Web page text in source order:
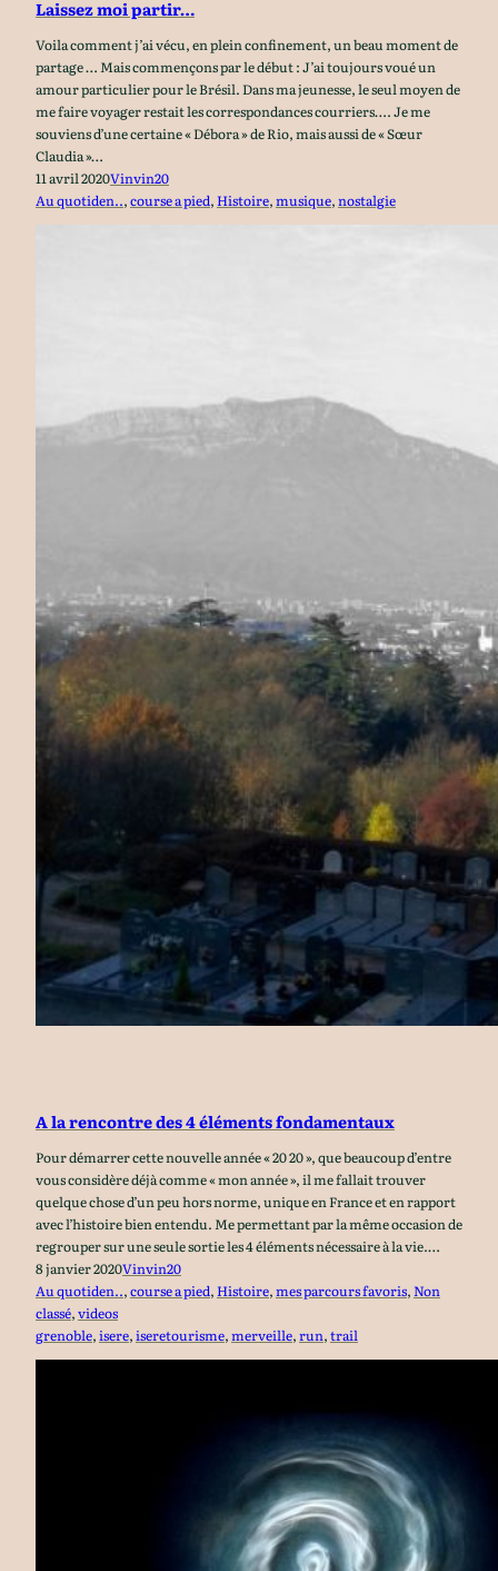
Laissez moi partir…
Voila comment j’ai vécu, en plein confinement, un beau moment de
partage … Mais commençons par le début : J’ai toujours voué un
amour particulier pour le Brésil. Dans ma jeunesse, le seul moyen de
me faire voyager restait les correspondances courriers…. Je me
souviens d’une certaine « Débora » de Rio, mais aussi de « Sœur
Claudia »…
11 avril 2020Vinvin20
Au quotiden.., course a pied, Histoire, musique, nostalgie
A la rencontre des 4 éléments fondamentaux
Pour démarrer cette nouvelle année « 20 20 », que beaucoup d’entre
vous considère déjà comme « mon année », il me fallait trouver
quelque chose d’un peu hors norme, unique en France et en rapport
avec l’histoire bien entendu. Me permettant par la même occasion de
regrouper sur une seule sortie les 4 éléments nécessaire à la vie.…
8 janvier 2020Vinvin20
Au quotiden.., course a pied, Histoire, mes parcours favoris, Non
classé, videos
grenoble, isere, iseretourisme, merveille, run, trail